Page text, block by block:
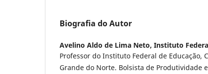
Biografia do Autor
Avelino Aldo de Lima Neto, Instituto
Professor do Instituto Federal de Educação,
Grande do Norte. Bolsista de Produtividade